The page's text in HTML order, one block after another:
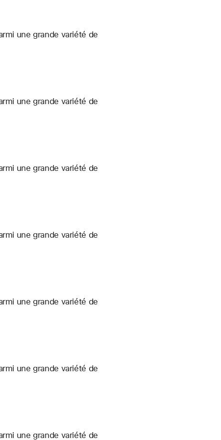
une grande variété de
une grande variété de
une grande variété de
une grande variété de
une grande variété de
une grande variété de
une grande variété de